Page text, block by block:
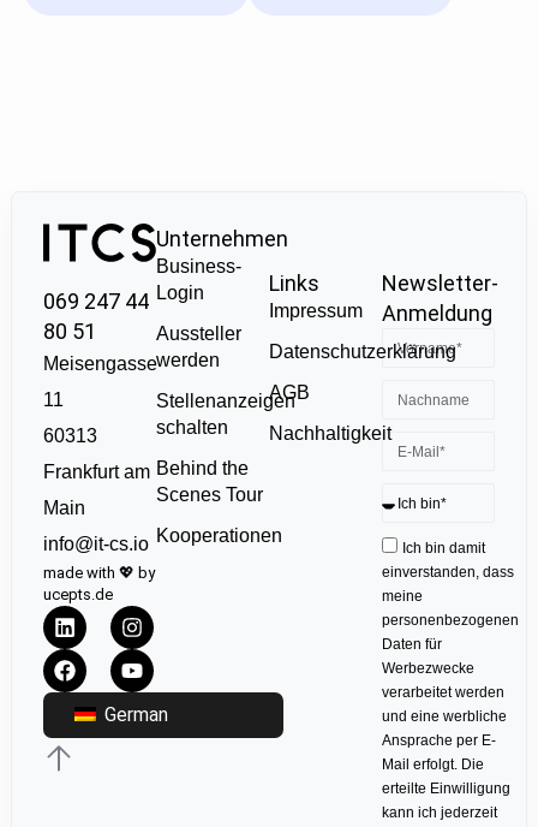
069 247 44
80 51
Meisengasse
11
60313
Frankfurt am
Main
info@it-cs.io
made with 💖 by
ucepts.de
German
Unternehmen
Business-
Login
Aussteller
werden
Stellenanzeigen
schalten
Behind the
Scenes Tour
Kooperationen
Links
Impressum
Datenschutzerklärung
AGB
Nachhaltigkeit
Newsletter-
Anmeldung
Ich bin damit
einverstanden, dass
meine
personenbezogenen
Daten für
Werbezwecke
verarbeitet werden
und eine werbliche
Ansprache per E-
Mail erfolgt. Die
erteilte Einwilligung
kann ich jederzeit